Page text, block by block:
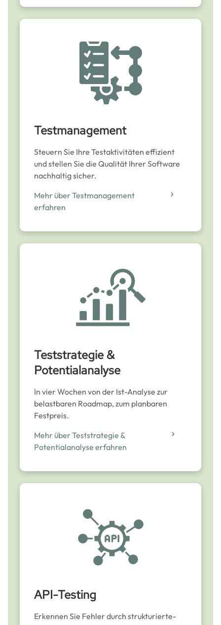
Testmanagement
Steuern Sie Ihre Testaktivitäten effizient
und stellen Sie die Qualität Ihrer Software
nachhaltig sicher.
Mehr über Testmanagement
erfahren
Teststrategie &
Potentialanalyse
In vier Wochen von der Ist-Analyse zur
belastbaren Roadmap, zum planbaren
Festpreis.
Mehr über Teststrategie &
Potentialanalyse erfahren
API-Testing
Erkennen Sie Fehler durch strukturierte-